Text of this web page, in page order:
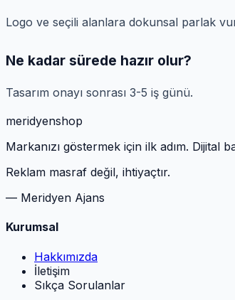
Logo ve seçili alanlara dokunsal parlak
Ne kadar sürede hazır olur?
Tasarım onayı sonrası 3-5 iş günü.
meridyenshop
Markanızı göstermek için ilk adım. Dijital
Reklam masraf değil, ihtiyaçtır.
— Meridyen Ajans
Kurumsal
Hakkımızda
İletişim
Sıkça Sorulanlar